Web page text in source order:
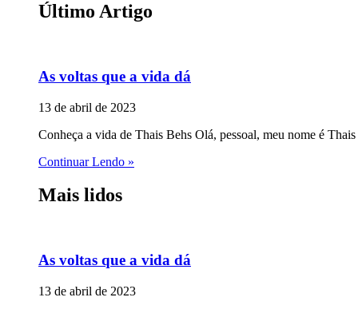
Último Artigo
As voltas que a vida dá
13 de abril de 2023
Conheça a vida de Thais Behs Olá, pessoal, meu nome é
Continuar Lendo »
Mais lidos
As voltas que a vida dá
13 de abril de 2023